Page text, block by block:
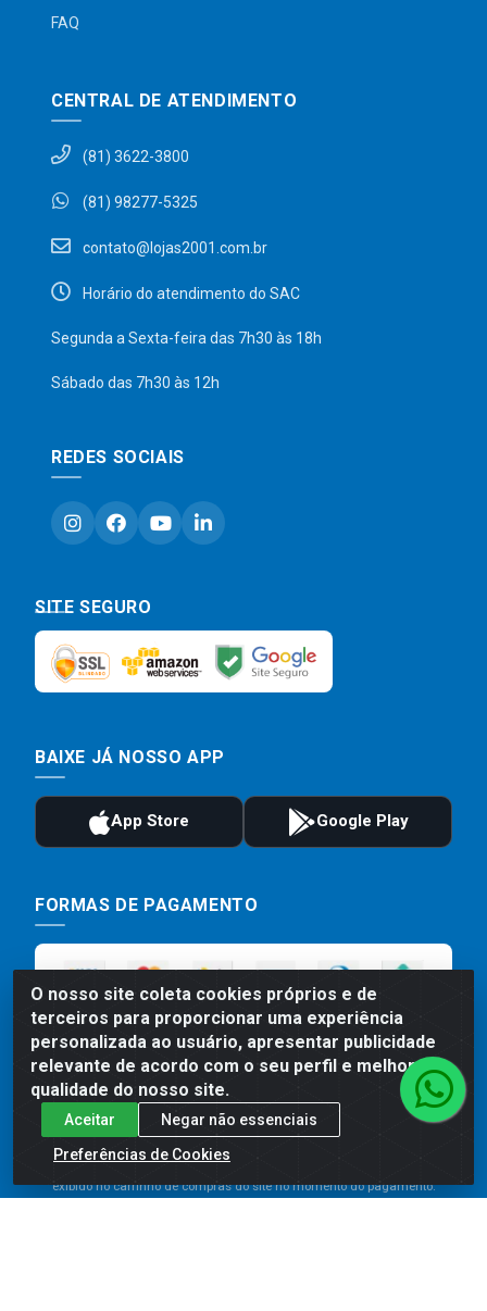
O nosso site coleta cookies próprios e de
terceiros para proporcionar uma experiência
personalizada ao usuário, apresentar publicidade
relevante de acordo com o seu perfil e melhorar a
qualidade do nosso site.
Aceitar
Negar não essenciais
Preferências de Cookies
FAQ
CENTRAL DE ATENDIMENTO
(81) 3622-3800
(81) 98277-5325
contato@lojas2001.com.br
Horário do atendimento do SAC
Segunda a Sexta-feira das 7h30 às 18h
Sábado das 7h30 às 12h
REDES SOCIAIS
SITE SEGURO
BAIXE JÁ NOSSO APP
FORMAS DE PAGAMENTO
Preços, promoções, condições de pagamento e frete são válidos
para compras realizadas exclusivamente pelo site. Caso haja
divergência de preço de um produto, será válido o preço que for
exibido no carrinho de compras do site no momento do pagamento.